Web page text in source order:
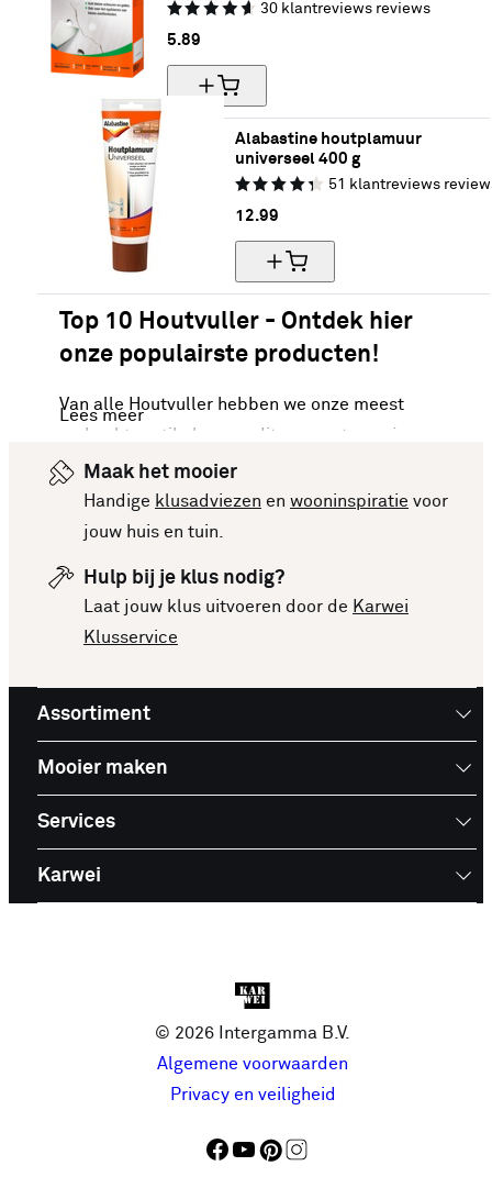
30 klantreviews reviews
5.89
Alabastine houtplamuur
universeel 400 g
51 klantreviews
12.99
Top 10 Houtvuller - Ontdek hier
onze populairste producten!
Van alle Houtvuller hebben we onze meest
verkochte artikelen van dit moment voor je op een
rijtje gezet. Vergelijk makkelijk de specificaties
en prijzen om een goede keuze te kunnen maken.
Deze lijst is altijd up-to-date, zodat je meteen op
producten. Bekijk de top 10 Houtvuller en laat je
inspireren voor je volgende aankoop!
Lees meer
Maak het mooier
Handige klusadviezen en wooninspiratie voor
jouw huis en tuin.
Hulp bij je klus nodig?
Laat jouw klus uitvoeren door de Karwei
Klusservice
Assortiment
Mooier maken
Services
Karwei
© 2026 Intergamma B.V.
Algemene voorwaarden
Privacy en veiligheid